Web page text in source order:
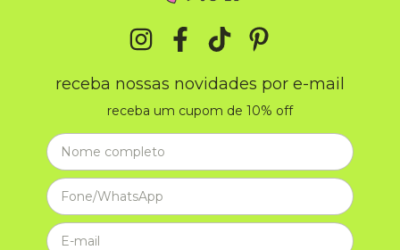
receba nossas novidades por e-mail
receba um cupom de 10% off